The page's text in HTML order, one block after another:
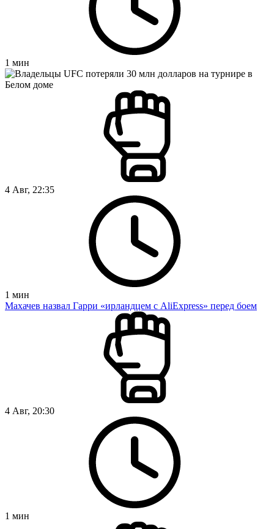
1 мин
4 Авг, 22:35
1 мин
Махачев назвал Гарри «ирландцем с AliExpress» перед боем
4 Авг, 20:30
1 мин